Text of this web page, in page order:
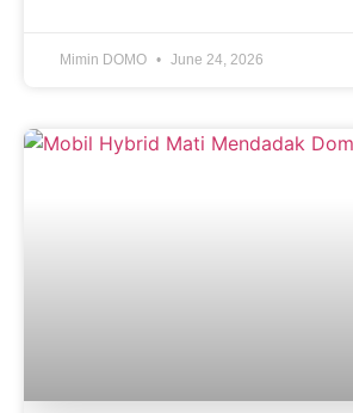
Mimin DOMO June 24, 2026